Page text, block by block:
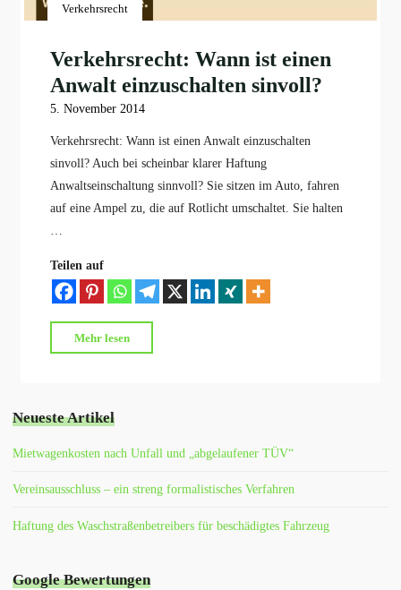
Verkehrsrecht
Verkehrsrecht: Wann ist einen
Anwalt einzuschalten sinvoll?
5. November 2014
Verkehrsrecht: Wann ist einen Anwalt einzuschalten
sinvoll? Auch bei scheinbar klarer Haftung
Anwaltseinschaltung sinnvoll? Sie sitzen im Auto, fahren
auf eine Ampel zu, die auf Rotlicht umschaltet. Sie halten
…
Teilen auf
Mehr lesen
einzuschalten
Neueste Artikel
Mietwagenkosten nach Unfall und „abgelaufener TÜV“
Vereinsausschluss – ein streng formalistisches Verfahren
Haftung des Waschstraßenbetreibers für beschädigtes Fahrzeug
Google Bewertungen